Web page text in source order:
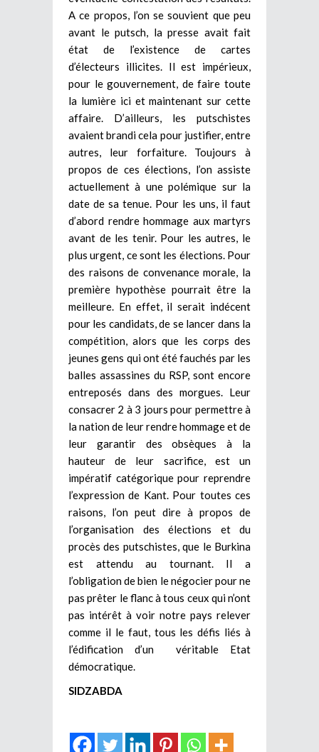
A ce propos, l’on se souvient que peu
avant le putsch, la presse avait fait
état de l’existence de cartes
d’électeurs illicites. Il est impérieux,
pour le gouvernement, de faire toute
la lumière ici et maintenant sur cette
affaire. D’ailleurs, les putschistes
avaient brandi cela pour justifier, entre
autres, leur forfaiture. Toujours à
propos de ces élections, l’on assiste
actuellement à une polémique sur la
date de sa tenue. Pour les uns, il faut
d’abord rendre hommage aux martyrs
avant de les tenir. Pour les autres, le
plus urgent, ce sont les élections. Pour
des raisons de convenance morale, la
première hypothèse pourrait être la
meilleure. En effet, il serait indécent
pour les candidats, de se lancer dans la
compétition, alors que les corps des
jeunes gens qui ont été fauchés par les
balles assassines du RSP, sont encore
entreposés dans des morgues. Leur
consacrer 2 à 3 jours pour permettre à
la nation de leur rendre hommage et de
leur garantir des obsèques à la
hauteur de leur sacrifice, est un
impératif catégorique pour reprendre
l’expression de Kant. Pour toutes ces
raisons, l’on peut dire à propos de
l’organisation des élections et du
procès des putschistes, que le Burkina
est attendu au tournant. Il a
l’obligation de bien le négocier pour ne
pas prêter le flanc à tous ceux qui n’ont
pas intérêt à voir notre pays relever
comme il le faut, tous les défis liés à
l’édification d’un véritable Etat
démocratique.
SIDZABDA